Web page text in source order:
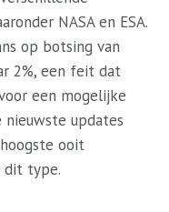
NASA en ESA.
op botsing van
2%, een feit dat
een mogelijke
nieuwste updates
ooit
dit type.